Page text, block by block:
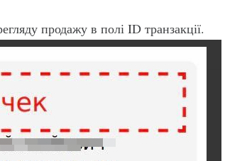
продажу в полі ID транзакції.